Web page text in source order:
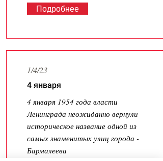
Подробнее
1/4/23
4 января
4 января 1954 года власти
Ленинграда неожиданно вернули
историческое название одной из
самых знаменитых улиц города -
Бармалеева